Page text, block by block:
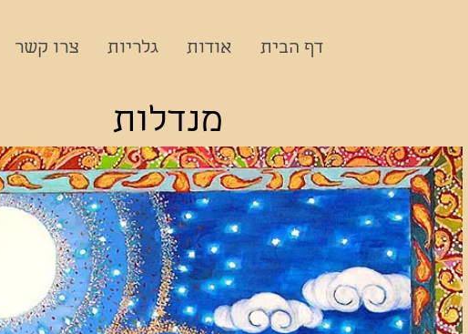
צרו קשר גלריות אודות דף הבית
מנדלות